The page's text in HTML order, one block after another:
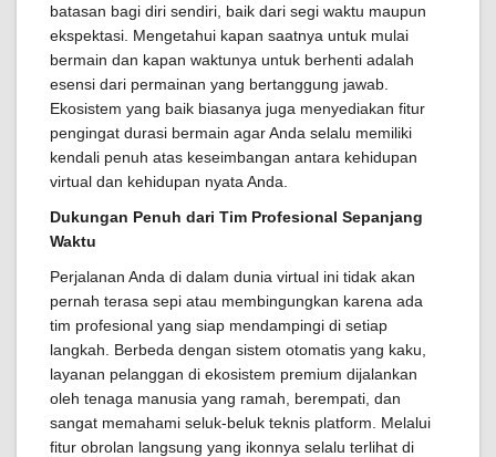
batasan bagi diri sendiri, baik dari segi waktu maupun
ekspektasi. Mengetahui kapan saatnya untuk mulai
bermain dan kapan waktunya untuk berhenti adalah
esensi dari permainan yang bertanggung jawab.
Ekosistem yang baik biasanya juga menyediakan fitur
pengingat durasi bermain agar Anda selalu memiliki
kendali penuh atas keseimbangan antara kehidupan
virtual dan kehidupan nyata Anda.
Dukungan Penuh dari Tim Profesional Sepanjang
Waktu
Perjalanan Anda di dalam dunia virtual ini tidak akan
pernah terasa sepi atau membingungkan karena ada
tim profesional yang siap mendampingi di setiap
langkah. Berbeda dengan sistem otomatis yang kaku,
layanan pelanggan di ekosistem premium dijalankan
oleh tenaga manusia yang ramah, berempati, dan
sangat memahami seluk-beluk teknis platform. Melalui
fitur obrolan langsung yang ikonnya selalu terlihat di